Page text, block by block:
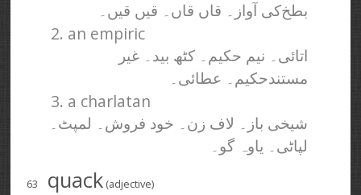
بطخ‌کی آواز۔ قاں قاں۔ قیں قیں۔
2. an empiric
اتائی۔ نیم حکیم۔ کٹھ بید۔ غیر
مستندحکیم۔ عطائی۔
3. a charlatan
شیخی باز۔ لاف زن۔ خود فروش۔ لمپٹ۔
لپاٹی۔ یاوہ گو۔
63 quack (adjective)